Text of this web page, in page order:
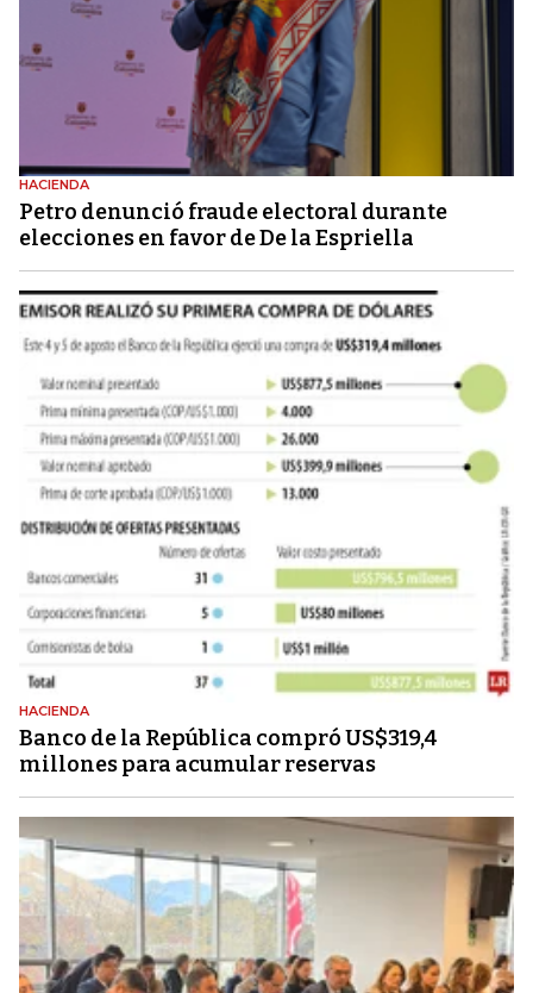
HACIENDA
Petro denunció fraude electoral durante
elecciones en favor de De la Espriella
HACIENDA
Banco de la República compró US$319,4
millones para acumular reservas